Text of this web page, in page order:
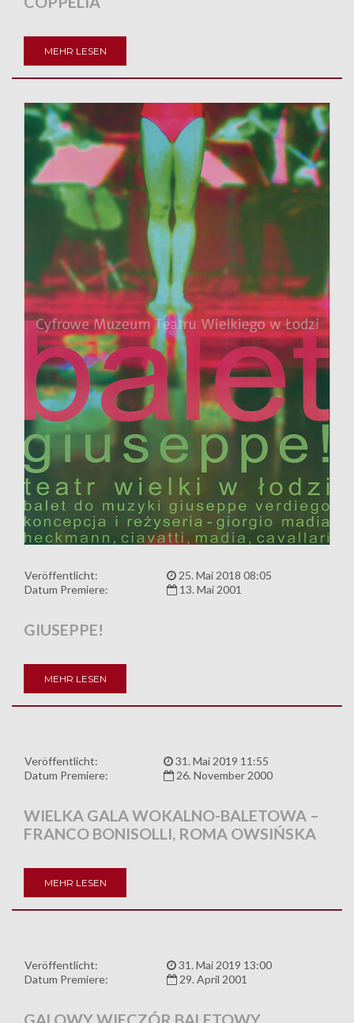
MEHR LESEN
Veröffentlicht:
25. Mai 2018 08:05
Datum Premiere:
13. Mai 2001
GIUSEPPE!
MEHR LESEN
Veröffentlicht:
31. Mai 2019 11:55
Datum Premiere:
26. November 2000
WIELKA GALA WOKALNO-BALETOWA –
FRANCO BONISOLLI, ROMA OWSIŃSKA
MEHR LESEN
Veröffentlicht:
31. Mai 2019 13:00
Datum Premiere:
29. April 2001